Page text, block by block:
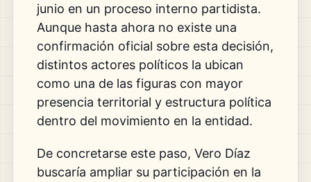
junio en un proceso interno partidista.
Aunque hasta ahora no existe una
confirmación oficial sobre esta decisión,
distintos actores políticos la ubican
como una de las figuras con mayor
presencia territorial y estructura política
dentro del movimiento en la entidad.
De concretarse este paso, Vero Díaz
buscaría ampliar su participación en la